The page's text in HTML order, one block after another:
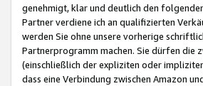
genehmigt, klar und deutlich den
Partner verdiene ich an qualifizierten
werden Sie ohne unsere vorherige
Partnerprogramm machen. Sie dürfen die
(einschließlich der expliziten oder
dass eine Verbindung zwischen Amazon